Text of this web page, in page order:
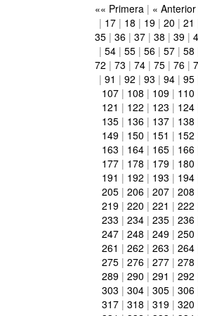
«« Primera | « Anterior
| 17| 18 | 19| 20 | 21
35| 36| 37| 38 | 39|
| 54| 55| 56| 57| 58
72 | 73 | 74| 75| 76|
| 91 | 92 | 93 | 94| 95
107| 108 | 109| 110
121 | 122 | 123 | 124
135| 136| 137| 138
149| 150 | 151 | 152
163 | 164| 165| 166
177| 178 | 179| 180
191 | 192 | 193 | 194
205| 206| 207| 208
219| 220 | 221 | 222
233 | 234| 235| 236
247| 248 | 249| 250
261 | 262 | 263 | 264
275| 276| 277| 278
289| 290 | 291 | 292
303 | 304| 305| 306
317| 318 | 319| 320